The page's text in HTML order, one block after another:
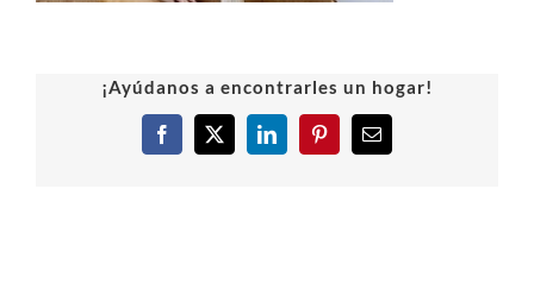
¡Ayúdanos a encontrarles un hogar!
Facebook
X LinkedInPinterestCorreo